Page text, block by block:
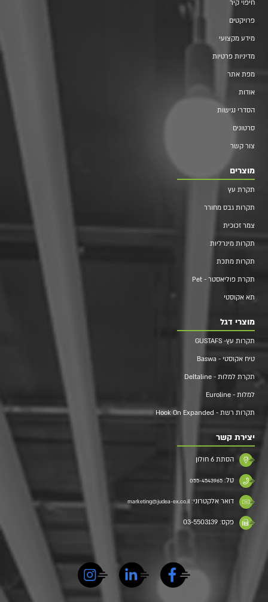
חיפוי קיר
פרויקטים
מידע מקצועי
מדיניות פרטיות
מפת אתר
אודות
הסדרי נגישות
סרטונים
צור קשר
מוצרים
תקרת עץ
תקרות גבס מחורר
צמר זכוכית
תקרות מינרליות
תקרות מתכת
תקרת פוליאסטר - Pet
תא אקוסטי
מוצרי דגל
תקרות עץ- GUSTAFS
טיח אקוסטי - Baswa
תקרת למלות - Deltaline
למלות - Euroline
תקרות רשת - Hook On Expanded
יצירת קשר
הסתת 6 חולון
טל: 055-4543965
דואר אלקטרוני: marketing@judea-ex.co.il
פקס: 03-5503139